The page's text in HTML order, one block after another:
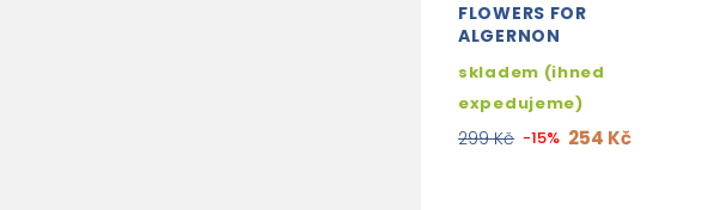
FLOWERS FOR
ALGERNON
skladem (ihned
expedujeme)
299 Kč -15% 254 Kč